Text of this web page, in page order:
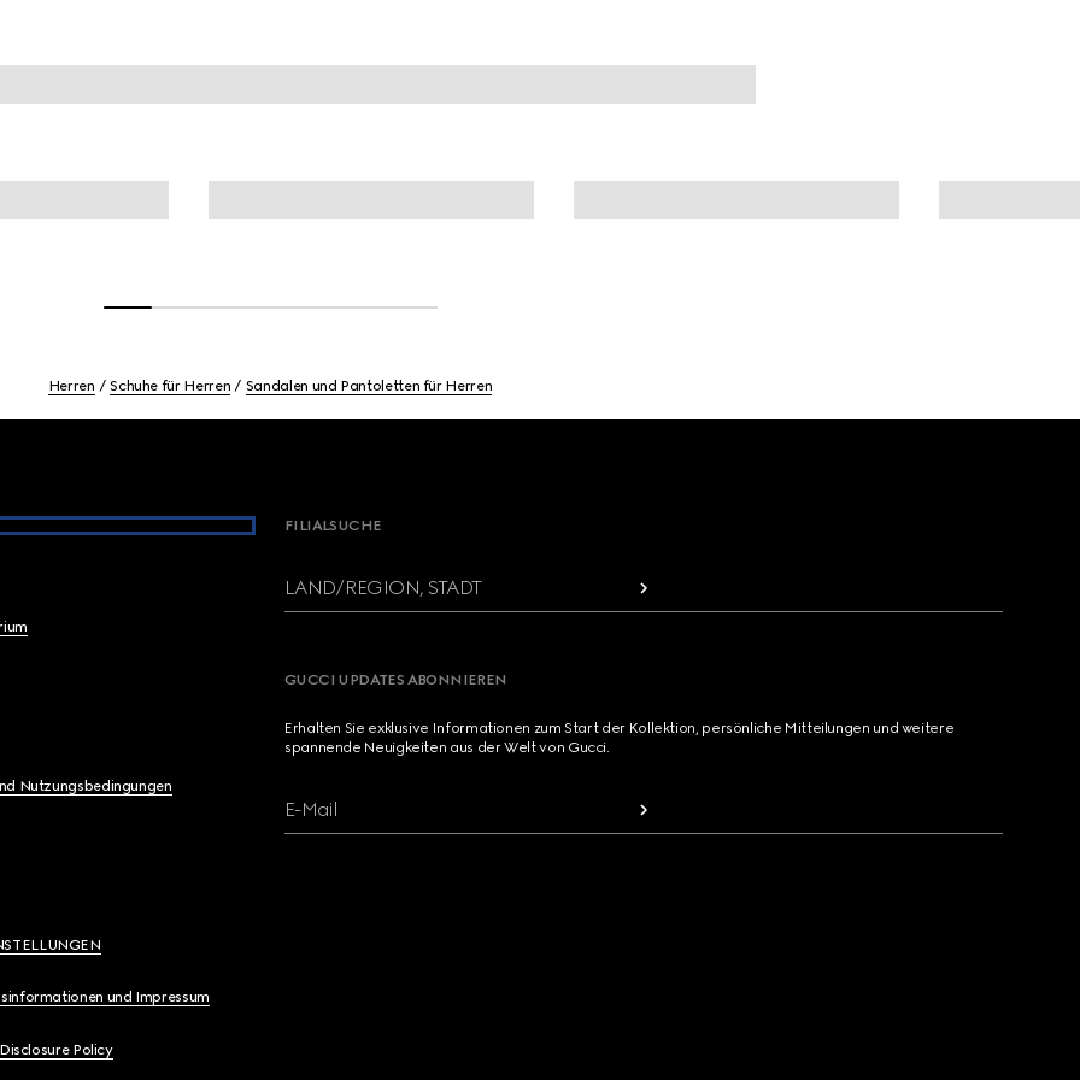
Herren Schuhe für Herren Sandalen und Pantoletten für Herren
Nutzungsbedingungen
und Impressum
Policy
FILIALSUCHE
LAND/REGION, STADT
GUCCI UPDATES ABONNIEREN
Erhalten Sie exklusive Informationen zum Start der Kollektion, persönliche Mitteilungen und weitere
spannende Neuigkeiten aus der Welt von Gucci.
E-Mail